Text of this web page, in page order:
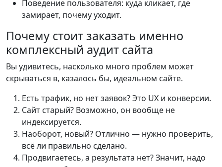
Поведение пользователя: куда кликает, где
замирает, почему уходит.
Почему стоит заказать именно
комплексный аудит сайта
Вы удивитесь, насколько много проблем может
скрываться в, казалось бы, идеальном сайте.
Есть трафик, но нет заявок? Это UX и конверсии.
Сайт старый? Возможно, он вообще не
индексируется.
Наоборот, новый? Отлично — нужно проверить,
всё ли правильно сделано.
Продвигаетесь, а результата нет? Значит, надо